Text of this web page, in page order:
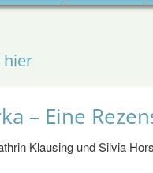
hier
– Eine
Klausing und Silvia